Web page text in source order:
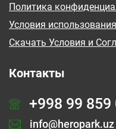
Политика
Условия использования
Cкачать Условия и
Контакты
+998 99 859
info@heropark.uz